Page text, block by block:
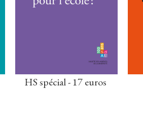
HS spécial - 17 euros